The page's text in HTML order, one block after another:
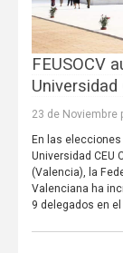
FEUSOCV
23 de Noviembre
En las
Universidad CEU
(Valencia), la
Valenciana ha
9 delegados en